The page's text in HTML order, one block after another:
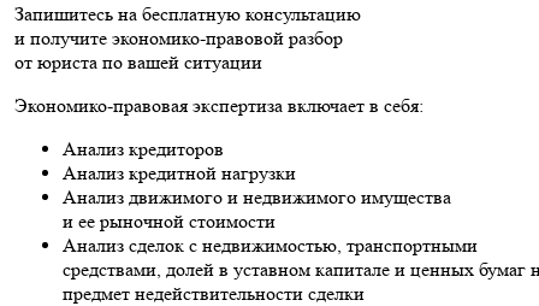
Запишитесь на бесплатную консультацию
и получите экономико-правовой разбор
от юриста по вашей ситуации
Экономико-правовая экспертиза включает в себя:
Анализ кредиторов
Анализ кредитной нагрузки
Анализ движимого и недвижимого имущества
и ее рыночной стоимости
Анализ сделок с недвижимостью, транспортными
средствами, долей в уставном капитале и ценных бумаг
предмет недействительности сделки